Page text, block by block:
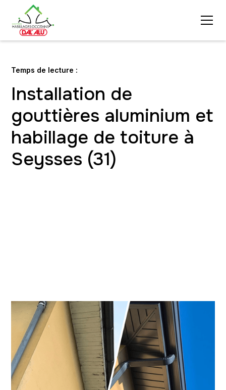
Temps de lecture :
Installation de
gouttières aluminium et
habillage de toiture à
Seysses (31)